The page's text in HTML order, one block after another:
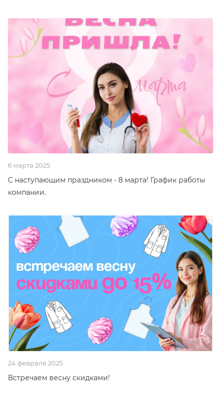
6 марта 2025
С наступающим праздником - 8 марта! График работы
компании.
24 февраля 2025
Встречаем весну скидками!